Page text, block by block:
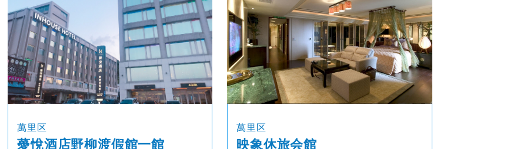
萬里区
薆悅酒店野柳渡假館一館
萬里区
映象休旅会館